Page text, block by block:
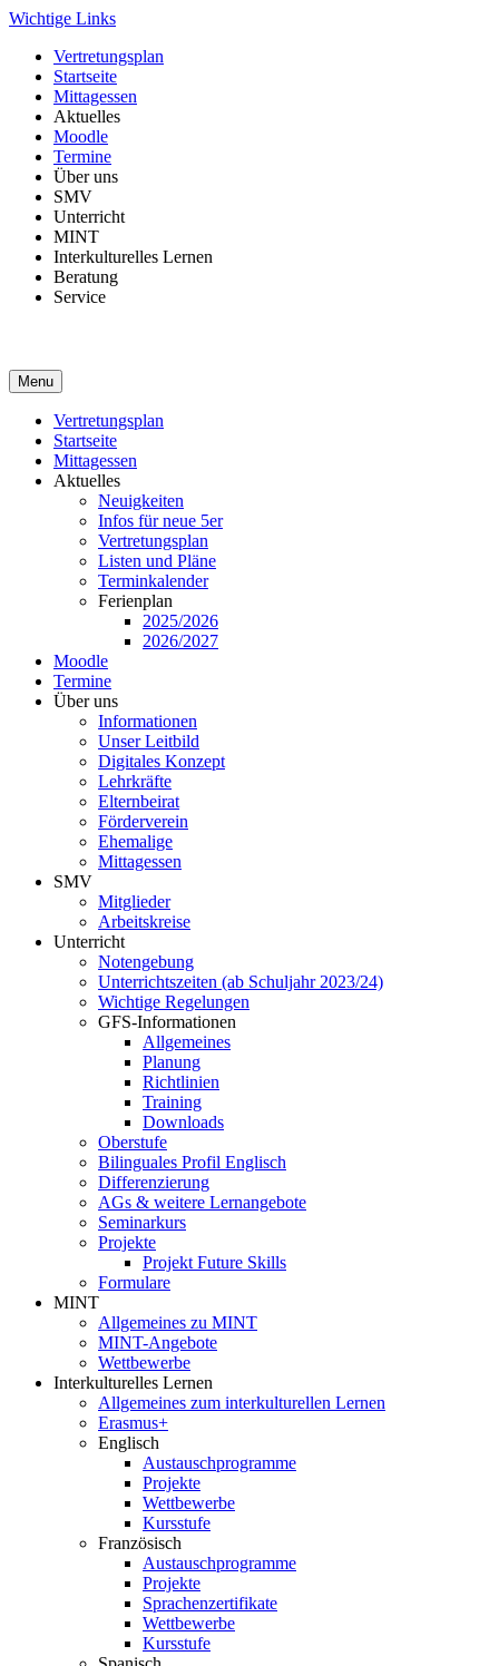
Skip
content
Wichtige Links
Vertretungsplan
Startseite
Mittagessen
Aktuelles
Moodle
Termine
Über uns
SMV
Unterricht
MINT
Interkulturelles Lernen
Beratung
Service
Menu
Vertretungsplan
Startseite
Mittagessen
Aktuelles
Neuigkeiten
Infos für neue 5er
Vertretungsplan
Listen und Pläne
Terminkalender
Ferienplan
2025/2026
2026/2027
Moodle
Termine
Über uns
Informationen
Unser Leitbild
Digitales Konzept
Lehrkräfte
Elternbeirat
Förderverein
Ehemalige
Mittagessen
SMV
Mitglieder
Arbeitskreise
Unterricht
Notengebung
Unterrichtszeiten (ab Schuljahr 2023/24)
Wichtige Regelungen
GFS-Informationen
Allgemeines
Planung
Richtlinien
Training
Downloads
Oberstufe
Bilinguales Profil Englisch
Differenzierung
AGs & weitere Lernangebote
Seminarkurs
Projekte
Projekt Future Skills
Formulare
MINT
Allgemeines zu MINT
MINT-Angebote
Wettbewerbe
Interkulturelles Lernen
Allgemeines zum interkulturellen Lernen
Erasmus+
Englisch
Austauschprogramme
Projekte
Wettbewerbe
Kursstufe
Französisch
Austauschprogramme
Projekte
Sprachenzertifikate
Wettbewerbe
Kursstufe